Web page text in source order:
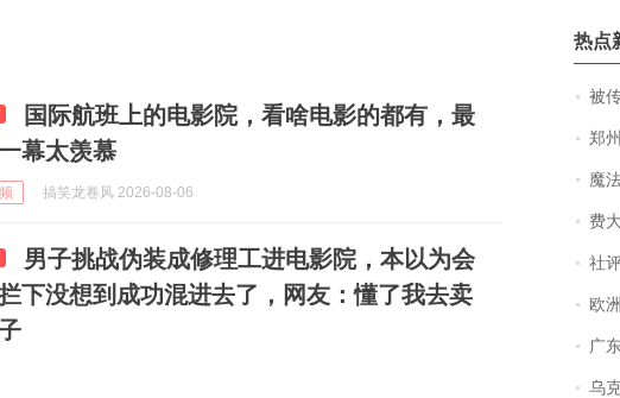
国际航班上的电影院，看啥电影的都有，最
幕太羡慕
搞笑龙卷风 2026-08-06
男子挑战伪装成修理工进电影院，本以为会
下没想到成功混进去了，网友：懂了我去卖
热点
被传交付严
郑州一汉
魔法打败
费大
社
欧
广东雷
乌克